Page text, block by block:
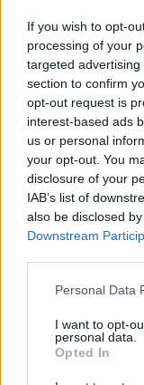
If you wish to opt-
processing of your
targeted
section to confirm
opt-out request is
interest-based ads
us or personal
your opt-out. You
disclosure of your
IAB’s list of
also be disclosed
Downstream
Please note that
not limited to your
grant or deny
use your data for
consent section.
Personal Data
I want to opt-
personal data.
Opted In
SZÉPSÉG
Egy
egészen